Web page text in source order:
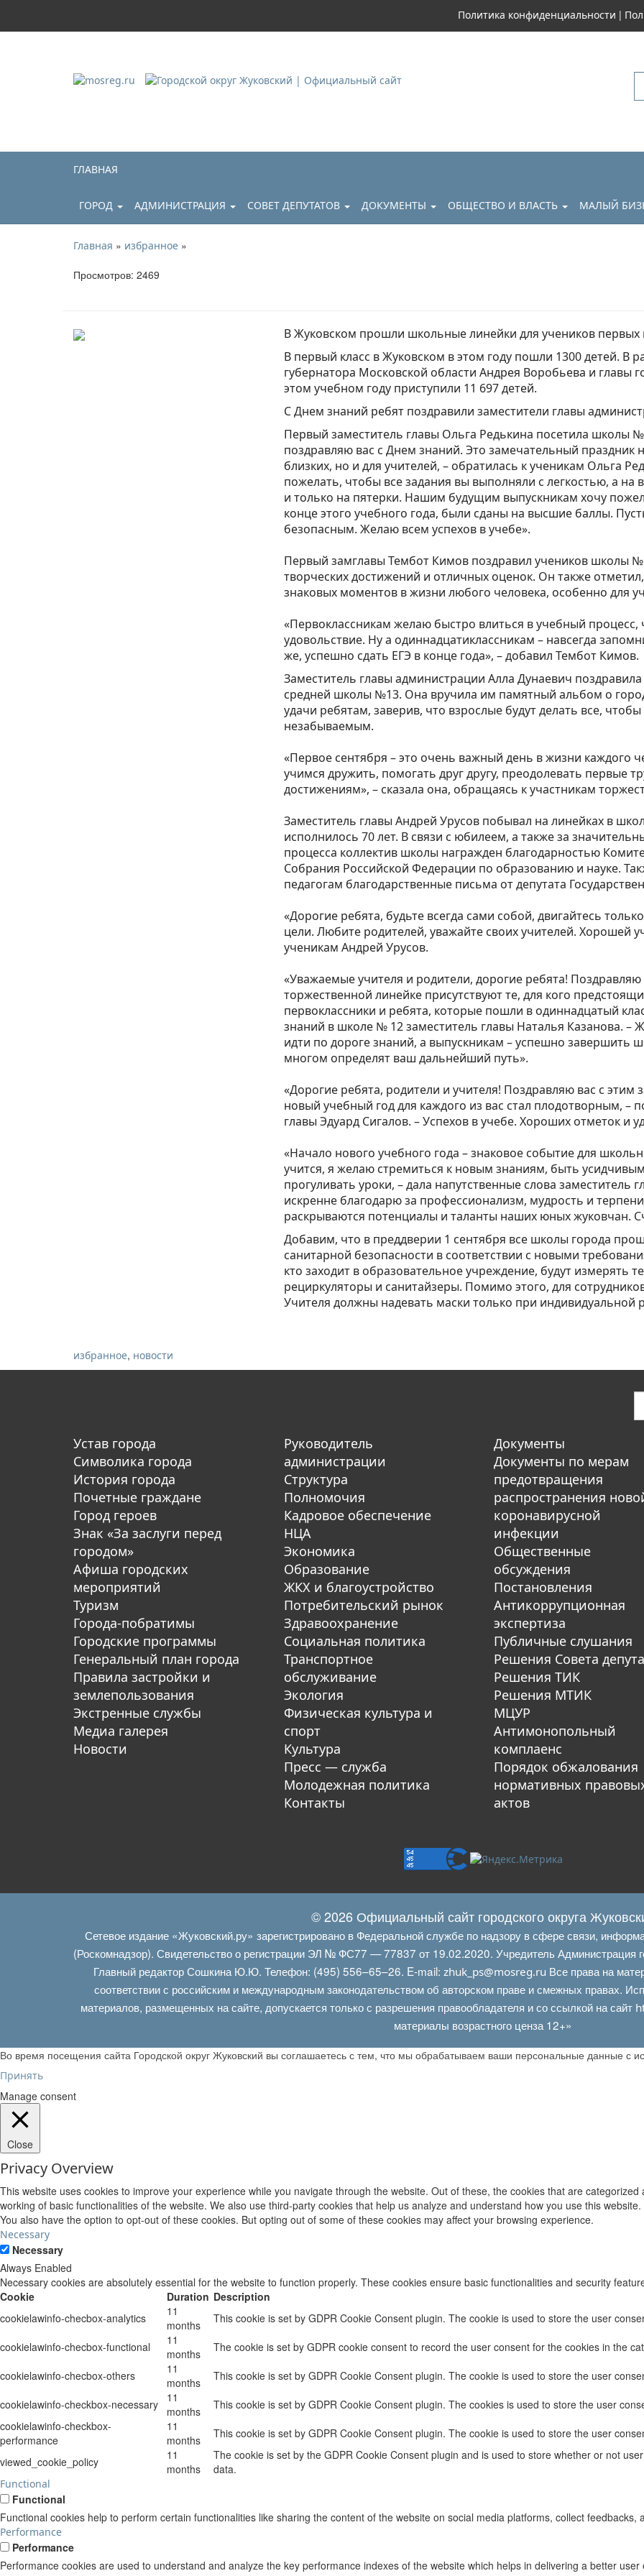
Политика конфиденциальности |
ГЛАВНАЯ
ГОРОД АДМИНИСТРАЦИЯ СОВЕТ ДЕПУТАТОВ ДОКУМЕНТЫ ОБЩЕСТВО И ВЛАСТЬ МАЛЫЙ
Главная » избранное »
Просмотров: 2469
В Жуковском прошли школьные линейки для учеников первых
В первый класс в Жуковском в этом году пошли 1300 детей. В
губернатора Московской области Андрея Воробьева и главы
этом учебном году приступили 11 697 детей.
С Днем знаний ребят поздравили заместители главы
Первый заместитель главы Ольга Редькина посетила школы
поздравляю вас с Днем знаний. Это замечательный праздник
близких, но и для учителей, – обратилась к ученикам Ольга
пожелать, чтобы все задания вы выполняли с легкостью, а на
и только на пятерки. Нашим будущим выпускникам хочу
конце этого учебного года, были сданы на высшие баллы.
безопасным. Желаю всем успехов в учебе». ⁣⁣⠀
Первый замглавы Тембот Кимов поздравил учеников школы №
творческих достижений и отличных оценок. Он также
знаковых моментов в жизни любого человека, особенно для
«Первоклассникам желаю быстро влиться в учебный процесс,
удовольствие. Ну а одиннадцатиклассникам – навсегда
же, успешно сдать ЕГЭ в конце года», – добавил Тембот Кимов. ⁣⁣⠀
Заместитель главы администрации Алла Дунаевич
средней школы №13. Она вручила им памятный альбом о
удачи ребятам, заверив, что взрослые будут делать все,
незабываемым. ⁣⁣⠀
«Первое сентября – это очень важный день в жизни каждого
учимся дружить, помогать друг другу, преодолевать первые
достижениям», – сказала она, обращаясь к участникам
Заместитель главы Андрей Урусов побывал на линейках в
исполнилось 70 лет. В связи с юбилеем, а также за
процесса коллектив школы награжден благодарностью
Собрания Российской Федерации по образованию и науке.
педагогам благодарственные письма от депутата
«Дорогие ребята, будьте всегда сами собой, двигайтесь
цели. Любите родителей, уважайте своих учителей. Хорошей
ученикам Андрей Урусов. ⁣⁣⠀
«Уважаемые учителя и родители, дорогие ребята!
торжественной линейке присутствуют те, для кого
первоклассники и ребята, которые пошли в одиннадцатый
знаний в школе № 12 заместитель главы Наталья Казанова.
идти по дороге знаний, а выпускникам – успешно завершить
многом определят ваш дальнейший путь». ⁣⁣⠀
«Дорогие ребята, родители и учителя! Поздравляю вас с
новый учебный год для каждого из вас стал плодотворным, –
главы Эдуард Сигалов. – Успехов в учебе. Хороших отметок и
«Начало нового учебного года – знаковое событие для
учится, я желаю стремиться к новым знаниям, быть
прогуливать уроки, – дала напутственные слова заместитель
искренне благодарю за профессионализм, мудрость и
раскрываются потенциалы и таланты наших юных жуковчан.
Добавим, что в преддверии 1 сентября все школы города
санитарной безопасности в соответствии с новыми
кто заходит в образовательное учреждение, будут измерять
рециркуляторы и санитайзеры. Помимо этого, для
Учителя должны надевать маски только при индивидуальной
избранное, новости
Устав города
Символика города
История города
Почетные граждане
Город героев
Знак «За заслуги перед
городом»
Афиша городских
мероприятий
Туризм
Города-побратимы
Городские программы
Генеральный план города
Правила застройки и
землепользования
Экстренные службы
Медиа галерея
Новости
Руководитель
администрации
Структура
Полномочия
Кадровое обеспечение
НЦА
Экономика
Образование
ЖКХ и благоустройство
Потребительский рынок
Здравоохранение
Социальная политика
Транспортное
обслуживание
Экология
Физическая культура и
спорт
Культура
Пресс — служба
Молодежная политика
Контакты
Документы
Документы по мерам
предотвращения
распространения
коронавирусной
инфекции
Общественные
обсуждения
Постановления
Антикоррупционная
экспертиза
Публичные слушания
Решения Совета
Решения ТИК
Решения МТИК
МЦУР
Антимонопольный
комплаенс
Порядок обжалования
нормативных
актов
© 2026 Официальный сайт городского округа
Сетевое издание «Жуковский.ру» зарегистрировано в Федеральной службе по надзору в сфере связи,
(Роскомнадзор). Свидетельство о регистрации ЭЛ № ФС77 — 77837 от 19.02.2020. Учредитель Администрация
Главный редактор Сошкина Ю.Ю. Телефон: (495) 556–65–26. E‑mail: zhuk_ps@mosreg.ruВсе права на
соответствии с российским и международным законодательством об авторском праве и смежных правах.
материалов, размещенных на сайте, допускается только с разрешения правообладателя и со ссылкой на сайт
материалы возрастного ценза 12+»
Во время посещения сайта Городской округ Жуковский вы соглашаетесь с тем, что мы обрабатываем ваши персональные данные с
Принять
Manage consent
Close
Privacy Overview
This website uses cookies to improve your experience while you navigate through the website. Out of these, the cookies that are
working of basic functionalities of the website. We also use third-party cookies that help us analyze and understand how you use this
You also have the option to opt-out of these cookies. But opting out of some of these cookies may affect your browsing experience.
Necessary
Necessary
Always Enabled
Necessary cookies are absolutely essential for the website to function properly. These cookies ensure basic functionalities and security
Cookie
Duration Description
cookielawinfo-checbox-analytics
11
months
This cookie is set by GDPR Cookie Consent plugin. The cookie is used to store the user
cookielawinfo-checbox-functional
11
months
The cookie is set by GDPR cookie consent to record the user consent for the cookies in the
cookielawinfo-checbox-others
11
months
This cookie is set by GDPR Cookie Consent plugin. The cookie is used to store the user
cookielawinfo-checkbox-necessary
11
months
This cookie is set by GDPR Cookie Consent plugin. The cookies is used to store the user
cookielawinfo-checkbox-
performance
11
months
This cookie is set by GDPR Cookie Consent plugin. The cookie is used to store the user
viewed_cookie_policy
11
months
The cookie is set by the GDPR Cookie Consent plugin and is used to store whether or not
data.
Functional
Functional
Functional cookies help to perform certain functionalities like sharing the content of the website on social media platforms, collect feedbacks,
Performance
Performance
Performance cookies are used to understand and analyze the key performance indexes of the website which helps in delivering a better